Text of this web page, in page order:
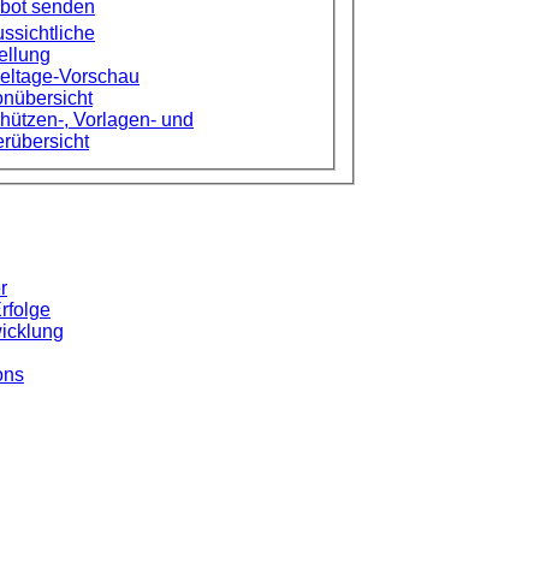
senden
Vorschau
, Vorlagen- und